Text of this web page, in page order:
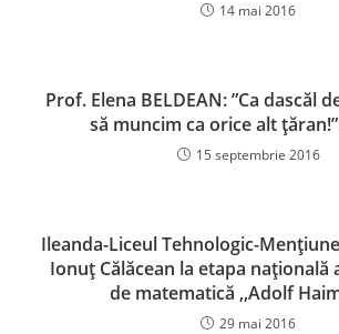
14 mai 2016
Prof. Elena BELDEAN: ”Ca dascăl
să muncim ca orice alt ţăran!”
15 septembrie 2016
Ileanda-Liceul Tehnologic-
Ionuţ Călăcean la etapa naţională
de matematică ,,Adolf
29 mai 2016